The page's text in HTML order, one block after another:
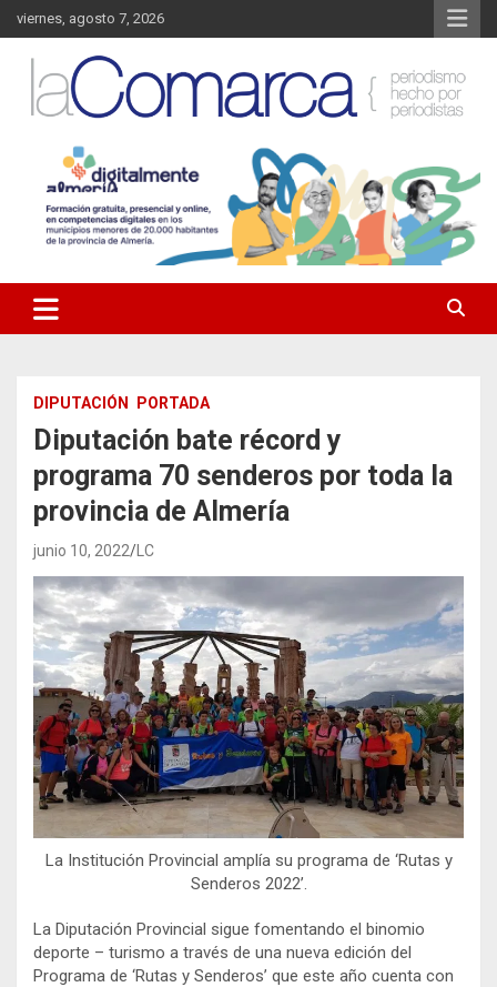
Saltar
al
contenido
viernes, agosto 7, 2026
La Comarca – Noticias del
Almanzora
Almanzora y sus localidades.
DIPUTACIÓN PORTADA
Diputación bate récord y
programa 70 senderos por toda la
provincia de Almería
junio 10, 2022 LC
La Institución Provincial amplía su programa de ‘Rutas y
Senderos 2022’.
La Diputación Provincial sigue fomentando el binomio
deporte – turismo a través de una nueva edición del
Programa de ‘Rutas y Senderos’ que este año cuenta con